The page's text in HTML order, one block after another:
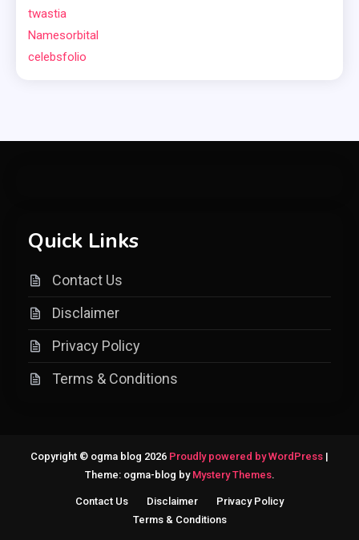
twastia
Namesorbital
celebsfolio
Quick Links
Contact Us
Disclaimer
Privacy Policy
Terms & Conditions
Copyright © ogma blog 2026 Proudly powered by WordPress |
Theme: ogma-blog by Mystery Themes.
Contact Us Disclaimer
Privacy Policy
Terms & Conditions